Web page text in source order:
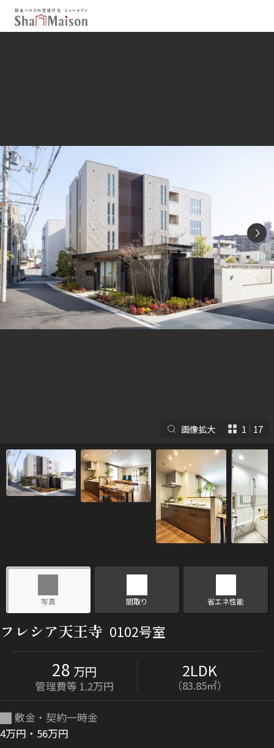
中部
九州
市区郡・路線・駅から探す
通勤・通学時間から探す
地図から探す
人気のカテゴリから探す
ルームツアー 動画ギャラリー
ShaMaison STYLE
らくらく内見
自立型サービス付き・シニア向け
お問い合わせ・よくある質問
シャーメゾンライフ CLUB
画像拡大 1 17
写真 間取り 省エネ性能
フレシア天王寺 0102号室
28 万円
管理費等 1.2万円
2LDK
（83.85㎡）
敷金・契約一時金
4万円・56万円